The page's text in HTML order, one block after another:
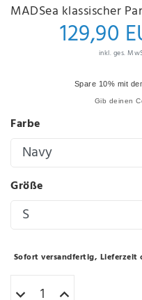
MADSea klassischer
129,90
inkl. ges.
Spare 10% mit
Gib deinen
Farbe
Größe
Sofort versandfertig, Lieferzeit